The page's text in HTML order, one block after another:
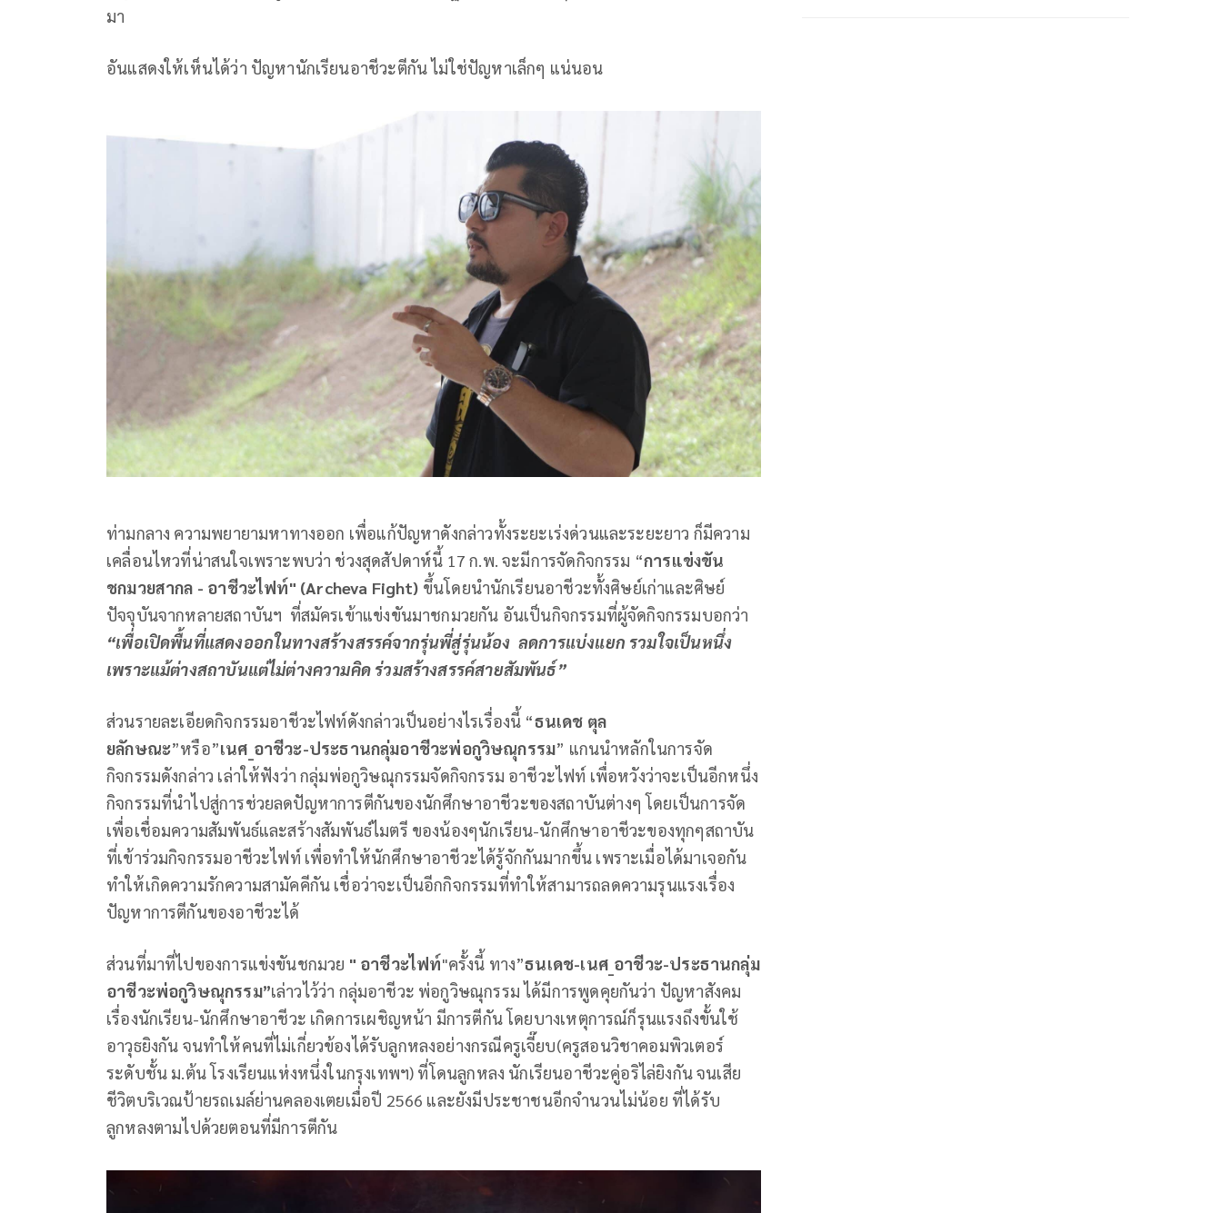
มา
อันแสดงให้เห็นได้ว่า ปัญหานักเรียนอาชีวะตีกัน ไม่ใช่ปัญหาเล็กๆ แน่นอน
ท่ามกลาง ความพยายามหาทางออก เพื่อแก้ปัญหาดังกล่าวทั้งระยะเร่งด่วนและระยะยาว ก็มีความ
เคลื่อนไหวที่น่าสนใจเพราะพบว่า ช่วงสุดสัปดาห์นี้ 17 ก.พ. จะมีการจัดกิจกรรม “การแข่งขัน
ชกมวยสากล - อาชีวะไฟท์" (Archeva Fight) ขึ้นโดยนำนักเรียนอาชีวะทั้งศิษย์เก่าและศิษย์
ปัจจุบันจากหลายสถาบันฯ ที่สมัครเข้าแข่งขันมาชกมวยกัน อันเป็นกิจกรรมที่ผู้จัดกิจกรรมบอกว่า
“เพื่อเปิดพื้นที่แสดงออกในทางสร้างสรรค์จากรุ่นพี่สู่รุ่นน้อง ลดการแบ่งแยก รวมใจเป็นหนึ่ง
เพราะแม้ต่างสถาบันแต่ไม่ต่างความคิด ร่วมสร้างสรรค์สายสัมพันธ์”
ส่วนรายละเอียดกิจกรรมอาชีวะไฟท์ดังกล่าวเป็นอย่างไรเรื่องนี้ “ธนเดช ตุล
ยลักษณะ”หรือ”เนศ _อาชีวะ-ประธานกลุ่มอาชีวะพ่อกูวิษณุกรรม” แกนนำหลักในการจัด
กิจกรรมดังกล่าว เล่าให้ฟังว่า กลุ่มพ่อกูวิษณุกรรมจัดกิจกรรม อาชีวะไฟท์ เพื่อหวังว่าจะเป็นอีกหนึ่ง
กิจกรรมที่นำไปสู่การช่วยลดปัญหาการตีกันของนักศึกษาอาชีวะของสถาบันต่างๆ โดยเป็นการจัด
เพื่อเชื่อมความสัมพันธ์และสร้างสัมพันธ์ไมตรี ของน้องๆนักเรียน-นักศึกษาอาชีวะของทุกๆสถาบัน
ที่เข้าร่วมกิจกรรมอาชีวะไฟท์ เพื่อทำให้นักศึกษาอาชีวะได้รู้จักกันมากขึ้น เพราะเมื่อได้มาเจอกัน
ทำให้เกิดความรักความสามัคคีกัน เชื่อว่าจะเป็นอีกกิจกรรมที่ทำให้สามารถลดความรุนแรงเรื่อง
ปัญหาการตีกันของอาชีวะได้
ส่วนที่มาที่ไปของการแข่งขันชกมวย " อาชีวะไฟท์"ครั้งนี้ ทาง”ธนเดช-เนศ_อาชีวะ-ประธานกลุ่ม
อาชีวะพ่อกูวิษณุกรรม”เล่าวไว้ว่า กลุ่มอาชีวะ พ่อกูวิษณุกรรม ได้มีการพูดคุยกันว่า ปัญหาสังคม
เรื่องนักเรียน-นักศึกษาอาชีวะ เกิดการเผชิญหน้า มีการตีกัน โดยบางเหตุการณ์ก็รุนแรงถึงขั้นใช้
อาวุธยิงกัน จนทำให้คนที่ไม่เกี่ยวข้องได้รับลูกหลงอย่างกรณีครูเจี๊ยบ(ครูสอนวิชาคอมพิวเตอร์
ระดับชั้น ม.ต้น โรงเรียนแห่งหนึ่งในกรุงเทพฯ) ที่โดนลูกหลง นักเรียนอาชีวะคู่อริไล่ยิงกัน จนเสีย
ชีวิตบริเวณป้ายรถเมล์ย่านคลองเตยเมื่อปี 2566 และยังมีประชาชนอีกจำนวนไม่น้อย ที่ได้รับ
ลูกหลงตามไปด้วยตอนที่มีการตีกัน